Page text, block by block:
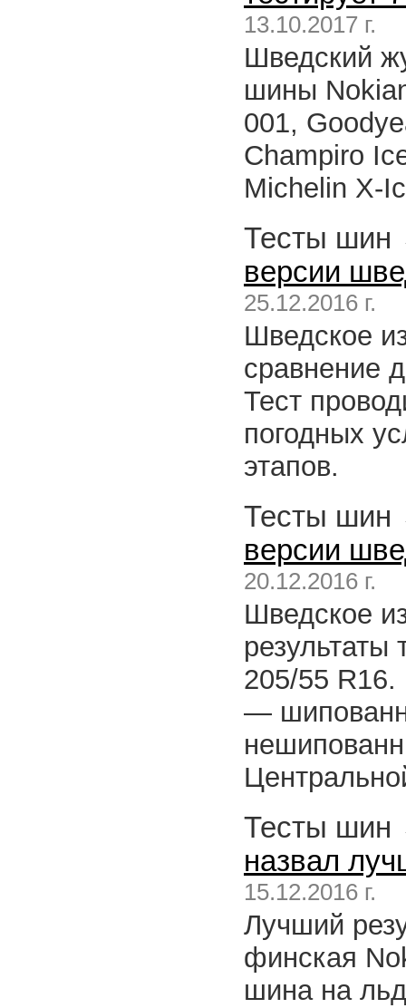
13.10.2017 г.
Шведский
шины
001,
Champiro
Michelin X-
Тесты
версии
25.12.2016 г.
Шведское
сравнение
Тест
погодных
этапов.
Тесты
версии
20.12.2016 г.
Шведское
205/55 R16.
—
Тесты
назвал
15.12.2016 г.
Лучший
финская
шина на